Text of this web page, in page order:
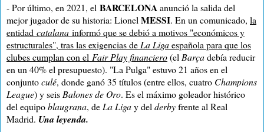
- Por último, en 2021, el BARCELONAanunció la salida del
mejor jugador de su historia: LionelMESSI. En un comunicado, la
entidad catalana informó que se debió a motivos "económicos y
estructurales", tras las exigencias deLa Ligaespañola para que los
clubes cumplan con el Fair Play financiero(elBarçadebía reducir
en un 40% el presupuesto). "La Pulga" estuvo 21 años en el
conjuntoculé, donde ganó 35 títulos (entre ellos, cuatro Champions
League) y seisBalones de Oro. Es el máximo goleador histórico
del equipoblaugrana, deLa Ligay delderbyfrente al Real
Madrid. Una leyenda.